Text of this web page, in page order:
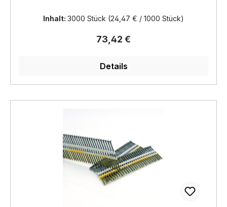
Inhalt: 3000 Stück (24,47 € / 1000 Stück)
Regulärer Preis:
73,42 €
Details